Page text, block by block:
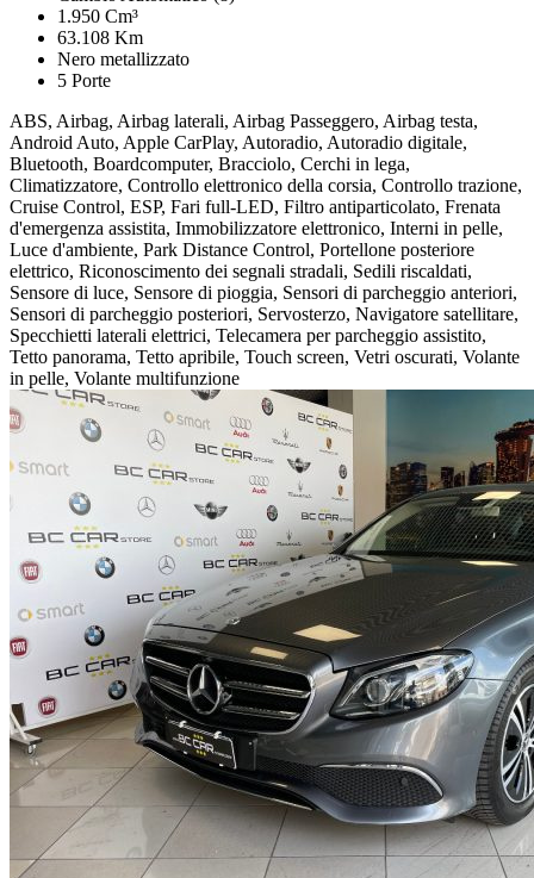
1.950 Cm³
63.108 Km
Nero metallizzato
5 Porte
ABS, Airbag, Airbag laterali, Airbag Passeggero, Airbag testa,
Android Auto, Apple CarPlay, Autoradio, Autoradio digitale,
Bluetooth, Boardcomputer, Bracciolo, Cerchi in lega,
Climatizzatore, Controllo elettronico della corsia, Controllo trazione,
Cruise Control, ESP, Fari full-LED, Filtro antiparticolato, Frenata
d'emergenza assistita, Immobilizzatore elettronico, Interni in pelle,
Luce d'ambiente, Park Distance Control, Portellone posteriore
elettrico, Riconoscimento dei segnali stradali, Sedili riscaldati,
Sensore di luce, Sensore di pioggia, Sensori di parcheggio anteriori,
Sensori di parcheggio posteriori, Servosterzo, Navigatore satellitare,
Specchietti laterali elettrici, Telecamera per parcheggio assistito,
Tetto panorama, Tetto apribile, Touch screen, Vetri oscurati, Volante
in pelle, Volante multifunzione